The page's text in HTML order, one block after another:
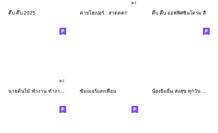
ดึ๊บ ดึ๊บ 2025 ต่ายไฮเปอร์ : สาดดด!! ดึ๊บ ดึ๊บ ออฟฟิศซินโดรม สี่
ซัมเมอร์และเพื่อน